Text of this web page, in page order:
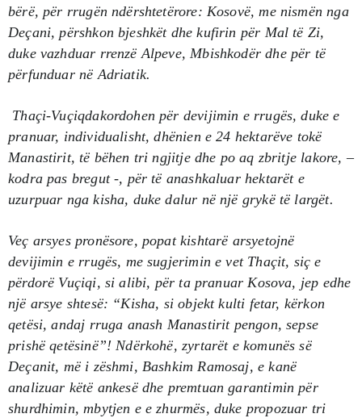
bërë, për rrugën ndërshtetërore: Kosovë, me nismën nga
Deçani, përshkon bjeshkët dhe kufirin për Mal të Zi,
duke vazhduar rrenzë Alpeve, Mbishkodër dhe për të
përfunduar në Adriatik.
Thaçi-Vuçiqdakordohen për devijimin e rrugës, duke e
pranuar, individualisht, dhënien e 24 hektarëve tokë
Manastirit, të bëhen tri ngjitje dhe po aq zbritje lakore, –
kodra pas bregut -, për të anashkaluar hektarët e
uzurpuar nga kisha, duke dalur në një grykë të largët.
Veç arsyes pronësore, popat kishtarë arsyetojnë
devijimin e rrugës, me sugjerimin e vet Thaçit, siç e
përdorë Vuçiqi, si alibi, për ta pranuar Kosova, jep edhe
një arsye shtesë: “Kisha, si objekt kulti fetar, kërkon
qetësi, andaj rruga anash Manastirit pengon, sepse
prishë qetësinë”! Ndërkohë, zyrtarët e komunës së
Deçanit, më i zëshmi, Bashkim Ramosaj, e kanë
analizuar këtë ankesë dhe premtuan garantimin për
shurdhimin, mbytjen e e zhurmës, duke propozuar tri